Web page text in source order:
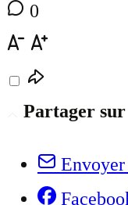
0
Partager